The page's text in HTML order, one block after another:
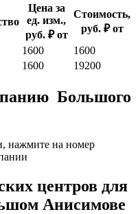
Цена за
ед. изм.,
руб. ₽ от
Стоимость,
руб. ₽ от
1600
1600
1600 19200
Большого
нажмите на номер
центров для
Анисимове